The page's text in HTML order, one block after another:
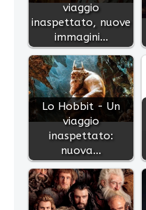
viaggio
inaspettato, nuove
immagini…
Lo Hobbit - Un
viaggio
inaspettato:
nuova…